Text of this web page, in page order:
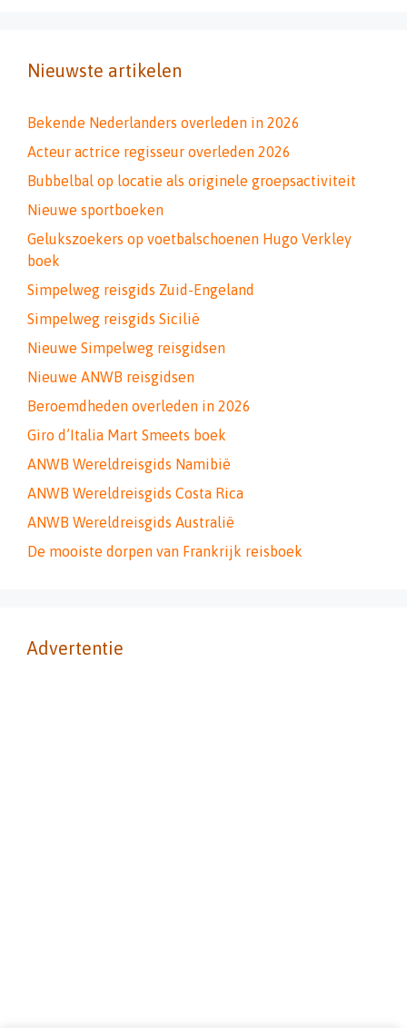
Nieuwste artikelen
Bekende Nederlanders overleden in 2026
Acteur actrice regisseur overleden 2026
Bubbelbal op locatie als originele groepsactiviteit
Nieuwe sportboeken
Gelukszoekers op voetbalschoenen Hugo Verkley
boek
Simpelweg reisgids Zuid-Engeland
Simpelweg reisgids Sicilië
Nieuwe Simpelweg reisgidsen
Nieuwe ANWB reisgidsen
Beroemdheden overleden in 2026
Giro d’Italia Mart Smeets boek
ANWB Wereldreisgids Namibië
ANWB Wereldreisgids Costa Rica
ANWB Wereldreisgids Australië
De mooiste dorpen van Frankrijk reisboek
Advertentie